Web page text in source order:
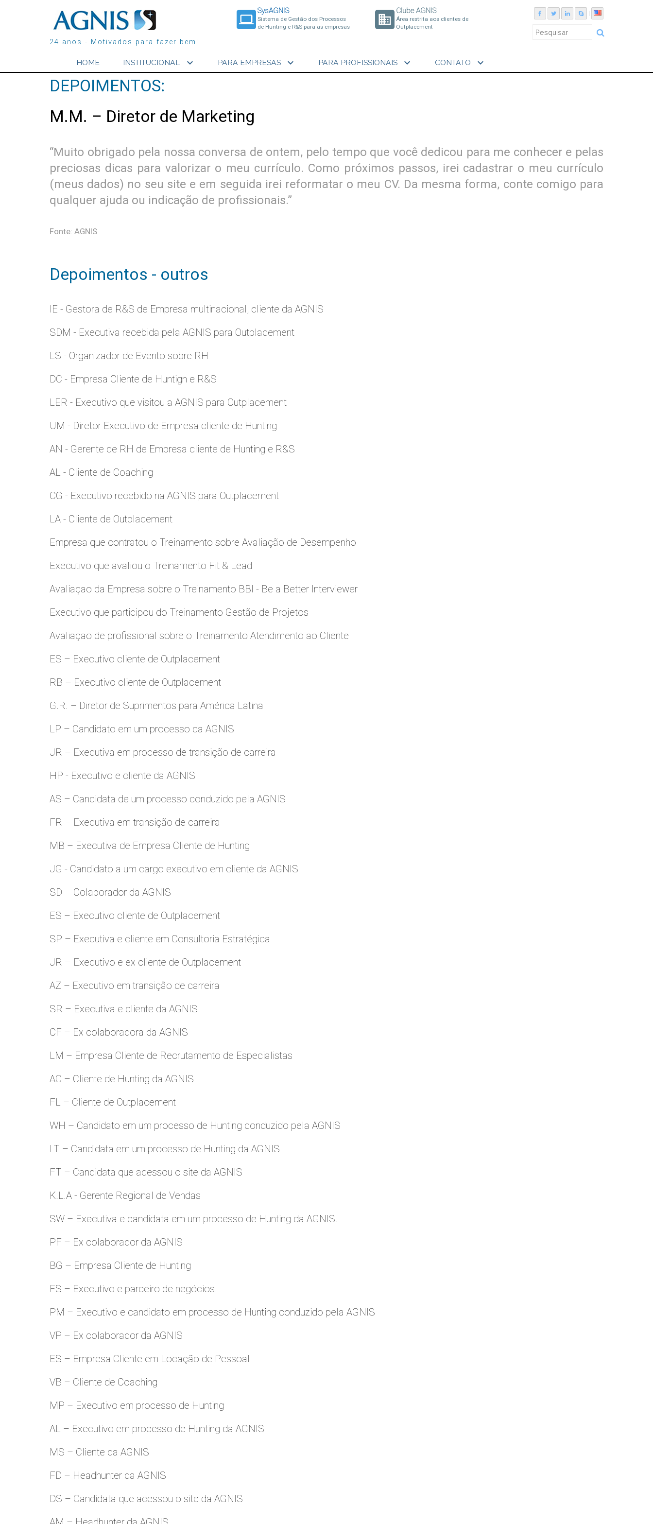
24 anos - Motivados para fazer bem!
laptop
SysAGNIS
Sistema de Gestão dos Processos
de Hunting e R&S para as empresas
business
Clube AGNIS
Área restrita aos clientes de
Outplacement
HOME INSTITUCIONAL expand_more PARA EMPRESAS expand_more PARA PROFISSIONAIS expand_more CONTATO expand_more
DEPOIMENTOS:
M.M. – Diretor de Marketing
“Muito obrigado pela nossa conversa de ontem, pelo tempo que você dedicou para me conhecer e pelas
preciosas dicas para valorizar o meu currículo. Como próximos passos, irei cadastrar o meu currículo
(meus dados) no seu site e em seguida irei reformatar o meu CV. Da mesma forma, conte comigo para
qualquer ajuda ou indicação de profissionais.”
Fonte: AGNIS
Depoimentos - outros
IE - Gestora de R&S de Empresa multinacional, cliente da AGNIS
SDM - Executiva recebida pela AGNIS para Outplacement
LS - Organizador de Evento sobre RH
DC - Empresa Cliente de Huntign e R&S
LER - Executivo que visitou a AGNIS para Outplacement
UM - Diretor Executivo de Empresa cliente de Hunting
AN - Gerente de RH de Empresa cliente de Hunting e R&S
AL - Cliente de Coaching
CG - Executivo recebido na AGNIS para Outplacement
LA - Cliente de Outplacement
Empresa que contratou o Treinamento sobre Avaliação de Desempenho
Executivo que avaliou o Treinamento Fit & Lead
Avaliaçao da Empresa sobre o Treinamento BBI - Be a Better Interviewer
Executivo que participou do Treinamento Gestão de Projetos
Avaliaçao de profissional sobre o Treinamento Atendimento ao Cliente
ES – Executivo cliente de Outplacement
RB – Executivo cliente de Outplacement
G.R. – Diretor de Suprimentos para América Latina
LP – Candidato em um processo da AGNIS
JR – Executiva em processo de transição de carreira
HP - Executivo e cliente da AGNIS
AS – Candidata de um processo conduzido pela AGNIS
FR – Executiva em transição de carreira
MB – Executiva de Empresa Cliente de Hunting
JG - Candidato a um cargo executivo em cliente da AGNIS
SD – Colaborador da AGNIS
ES – Executivo cliente de Outplacement
SP – Executiva e cliente em Consultoria Estratégica
JR – Executivo e ex cliente de Outplacement
AZ – Executivo em transição de carreira
SR – Executiva e cliente da AGNIS
CF – Ex colaboradora da AGNIS
LM – Empresa Cliente de Recrutamento de Especialistas
AC – Cliente de Hunting da AGNIS
FL – Cliente de Outplacement
WH – Candidato em um processo de Hunting conduzido pela AGNIS
LT – Candidata em um processo de Hunting da AGNIS
FT – Candidata que acessou o site da AGNIS
K.L.A - Gerente Regional de Vendas
SW – Executiva e candidata em um processo de Hunting da AGNIS.
PF – Ex colaborador da AGNIS
BG – Empresa Cliente de Hunting
FS – Executivo e parceiro de negócios.
PM – Executivo e candidato em processo de Hunting conduzido pela AGNIS
VP – Ex colaborador da AGNIS
ES – Empresa Cliente em Locação de Pessoal
VB – Cliente de Coaching
MP – Executivo em processo de Hunting
AL – Executivo em processo de Hunting da AGNIS
MS – Cliente da AGNIS
FD – Headhunter da AGNIS
DS – Candidata que acessou o site da AGNIS